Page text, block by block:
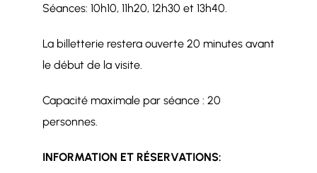
Séances: 10h10, 11h20, 12h30 et 13h40.
La billetterie restera ouverte 20 minutes avant
le début de la visite.
Capacité maximale par séance : 20
personnes.
INFORMATION ET RÉSERVATIONS: